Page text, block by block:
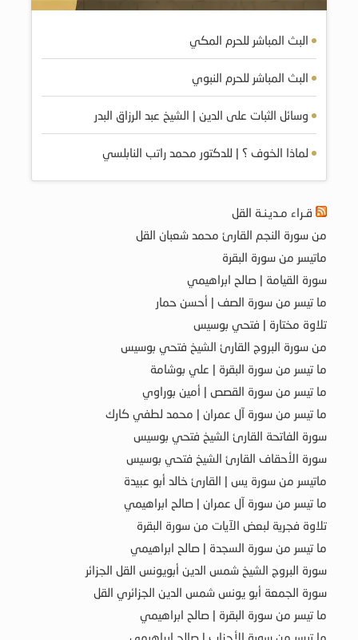
البث المباشر للحرم المكي
البث المباشر للحرم النبوي
وسائل الثبات على الدين | الشيخ عبد الرزاق البدر
لماذا الخوف ؟ | للدكتور محمد راتب النابلسي
قـراء مـديـنـة القل
من سورة النجم القارئ محمد شعبان القل
ماتيسر من سورة البقرة
سورة القيامة | صالح ابراهيمي
ما تيسر من سورة الصف | أحسن حمار
تلاوة مختارة | فتحي بوسيس
من سورة البروج القارئ الشيخ فتحي بوسيس
ما تيسر من سورة البقرة | علي بوشامة
ما تيسر من سورة القصص | أمين بوراوي
ما تيسر من سورة آل عمران | محمد لطفي كارك
سورة الفاتحة القارئ الشيخ فتحي بوسيس
سورة الأحقاف القارئ الشيخ فتحي بوسيس
ماتيسر من سورة يس | القارئ خالد أبو عبيدة
ما تيسر من سورة آل عمران | صالح ابراهيمي
تلاوة فجرية لبعض الآيات من سورة البقرة
ما تيسر من سورة السجدة | صالح ابراهيمي
سورة البروج الشيخ شمس الدين أبويونس القل الجزائر
سورة الجمعة أبو يونس شمس الدين الجزائري القل
ما تيسر من سورة البقرة | صالح ابراهيمي